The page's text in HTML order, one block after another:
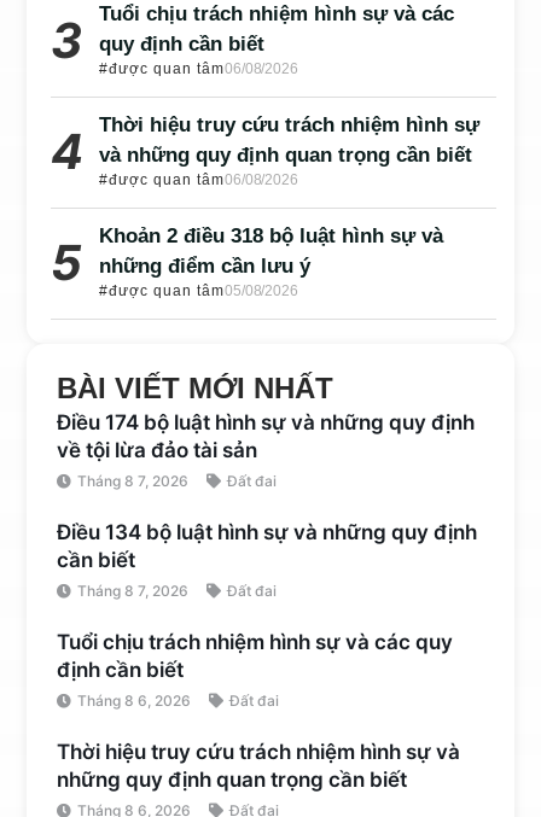
Tuổi chịu trách nhiệm hình sự và các
quy định cần biết
#được quan tâm06/08/2026
Thời hiệu truy cứu trách nhiệm hình sự
và những quy định quan trọng cần biết
#được quan tâm06/08/2026
Khoản 2 điều 318 bộ luật hình sự và
những điểm cần lưu ý
#được quan tâm05/08/2026
BÀI VIẾT MỚI NHẤT
Điều 174 bộ luật hình sự và những quy định
về tội lừa đảo tài sản
Tháng 8 7, 2026 Đất đai
Điều 134 bộ luật hình sự và những quy định
cần biết
Tháng 8 7, 2026 Đất đai
Tuổi chịu trách nhiệm hình sự và các quy
định cần biết
Tháng 8 6, 2026 Đất đai
Thời hiệu truy cứu trách nhiệm hình sự và
những quy định quan trọng cần biết
Tháng 8 6, 2026 Đất đai